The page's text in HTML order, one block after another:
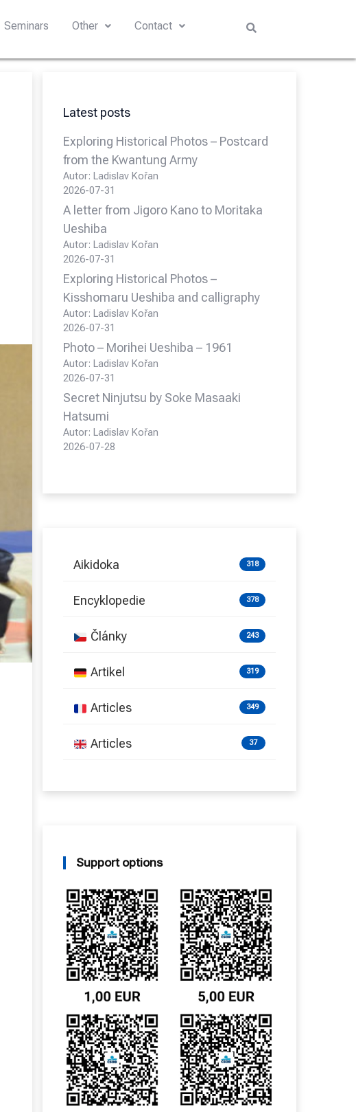
Seminars Other Contact
Latest posts
Exploring Historical Photos – Postcard
from the Kwantung Army
Autor: Ladislav Kořan
2026-07-31
A letter from Jigoro Kano to Moritaka
Ueshiba
Autor: Ladislav Kořan
2026-07-31
Exploring Historical Photos –
Kisshomaru Ueshiba and calligraphy
Autor: Ladislav Kořan
2026-07-31
Photo – Morihei Ueshiba – 1961
Autor: Ladislav Kořan
2026-07-31
Secret Ninjutsu by Soke Masaaki
Hatsumi
Autor: Ladislav Kořan
2026-07-28
Aikidoka 318
Encyklopedie 378
Články 243
Artikel 319
Articles 349
Articles 37
Support options